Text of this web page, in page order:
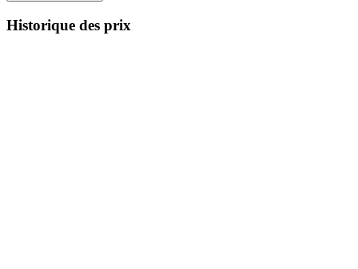
Historique des prix